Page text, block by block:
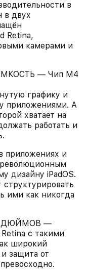
в
в двух
Retina,
камерами и
— Чип M4
графику и
приложениями. А
хватает на
работать и
приложениях и
революционным
дизайну iPadOS.
ими как никогда
ДЮЙМОВ —
с такими
широкий
защита от